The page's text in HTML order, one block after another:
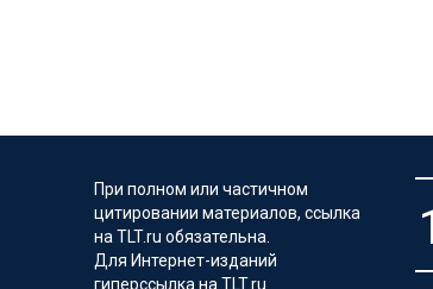
При полном или частичном
цитировании материалов, ссылка
на TLT.ru обязательна.
Для Интернет-изданий
гиперссылка на TLT.ru